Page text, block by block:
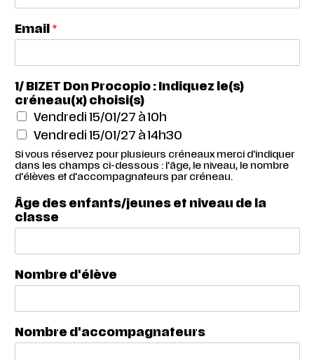
I
n
i
q
u
e
z
e
t
I
n
i
q
u
Email *
1/ BIZET Don Procopio : Indiquez le(s)
créneau(x) choisi(s)
Vendredi 15/01/27 à 10h
Vendredi 15/01/27 à 14h30
Si vous réservez pour plusieurs créneaux merci d'indiquer
dans les champs ci-dessous : l'âge, le niveau, le nombre
d'élèves et d'accompagnateurs par créneau.
Âge des enfants/jeunes et niveau de la
classe
Nombre d'élève
Nombre d'accompagnateurs